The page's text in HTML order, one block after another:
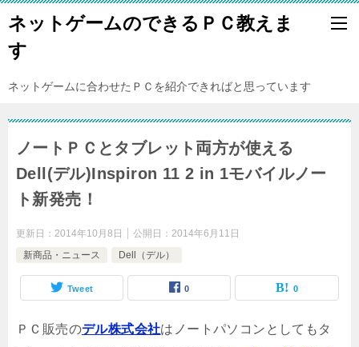
ネットゲームのできるＰＣ教えま
す
ネットゲームに合わせたＰＣを紹介できればと思っています
ノートＰＣとタブレット両方が使える
Dell(デル)Inspiron 11 2 in 1モバイルノー
ト新発売！
更新日： 2014年10月8日 公開日： 2014年6月11日
新商品・ニュース
Dell（デル）
Tweet 0 0
ＰＣ販売のデル株式会社はノートパソコンとしてもタ